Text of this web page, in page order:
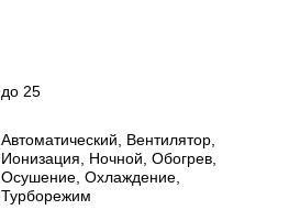
до 25
Автоматический, Вентилятор,
Ионизация, Ночной, Обогрев,
Осушение, Охлаждение,
Турборежим